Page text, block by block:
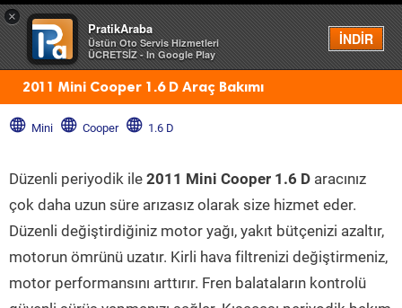
×
PratikAraba
Üstün Oto Servis Hizmetleri
ÜCRETSİZ - In Google Play
İNDİR
Menü
2011 Mini Cooper 1.6 D Araç Bakımı
Mini Cooper 1.6 D
Düzenli periyodik ile 2011 Mini Cooper 1.6 D aracınız
çok daha uzun süre arızasız olarak size hizmet eder.
Düzenli değiştirdiğiniz motor yağı, yakıt bütçenizi azaltır,
motorun ömrünü uzatır. Kirli hava filtrenizi değiştirmeniz,
motor performansını arttırır. Fren balataların kontrolü